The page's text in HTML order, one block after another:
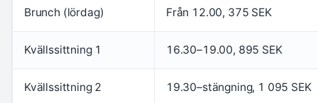
Brunch (lördag) Från 12.00, 375 SEK
Kvällssittning 1 16.30–19.00, 895 SEK
Kvällssittning 2 19.30–stängning, 1 095 SEK